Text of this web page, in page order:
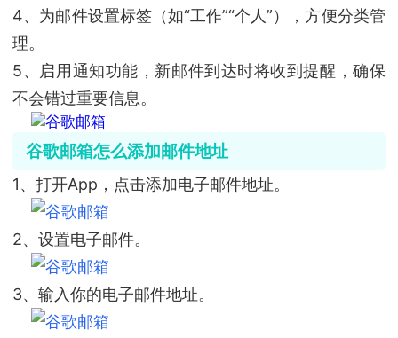
4、为邮件设置标签（如“工作”“个人”），方便分类管
理。
5、启用通知功能，新邮件到达时将收到提醒，确保
不会错过重要信息。
谷歌邮箱怎么添加邮件地址
1、打开App，点击添加电子邮件地址。
2、设置电子邮件。
3、输入你的电子邮件地址。